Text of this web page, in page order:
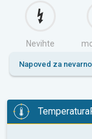
Nevihte
Napoved za